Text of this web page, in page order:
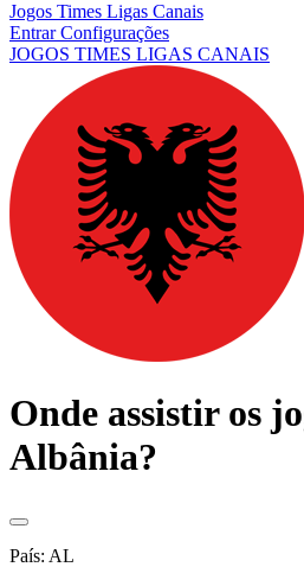
Jogos Times Ligas Canais
EntrarConfigurações
JOGOS TIMES LIGAS CANAIS
Onde assistir os
Albânia?
País: AL